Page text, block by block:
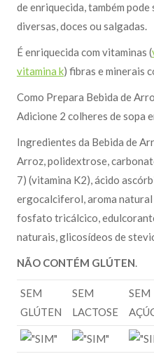
de enriquecida, também
diversas, doces ou salgadas.
É enriquecida com vitaminas (
vitamina k) fibras e minerais
Como Prepara Bebida de
Adicione 2 colheres de sopa
Ingredientes da Bebida de
Arroz, polidextrose,
7) (vitamina K2), ácido
ergocalciferol, aroma
fosfato tricálcico,
naturais, glicosídeos de
NÃO CONTÉM GLÚTEN.
SEM
GLÚTEN
SEM
LACTOSE
SEM